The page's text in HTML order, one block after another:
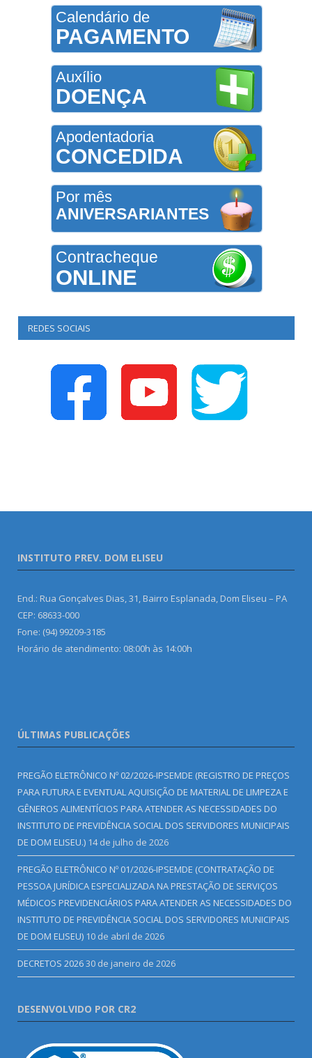
Calendário de
PAGAMENTO
Auxílio
DOENÇA
Apodentadoria
CONCEDIDA
Por mês
ANIVERSARIANTES
Contracheque
ONLINE
REDES SOCIAIS
INSTITUTO PREV. DOM ELISEU
End.: Rua Gonçalves Dias, 31, Bairro Esplanada, Dom Eliseu – PA
CEP: 68633-000
Fone: (94) 99209-3185
Horário de atendimento: 08:00h às 14:00h
ÚLTIMAS PUBLICAÇÕES
PREGÃO ELETRÔNICO Nº 02/2026-IPSEMDE (REGISTRO DE PREÇOS
PARA FUTURA E EVENTUAL AQUISIÇÃO DE MATERIAL DE LIMPEZA E
GÊNEROS ALIMENTÍCIOS PARA ATENDER AS NECESSIDADES DO
INSTITUTO DE PREVIDÊNCIA SOCIAL DOS SERVIDORES MUNICIPAIS
DE DOM ELISEU.) 14 de julho de 2026
PREGÃO ELETRÔNICO Nº 01/2026-IPSEMDE (CONTRATAÇÃO DE
PESSOA JURÍDICA ESPECIALIZADA NA PRESTAÇÃO DE SERVIÇOS
MÉDICOS PREVIDENCIÁRIOS PARA ATENDER AS NECESSIDADES DO
INSTITUTO DE PREVIDÊNCIA SOCIAL DOS SERVIDORES MUNICIPAIS
DE DOM ELISEU) 10 de abril de 2026
DECRETOS 202630 de janeiro de 2026
DESENVOLVIDO POR CR2